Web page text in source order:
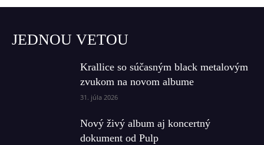
JEDNOU VETOU
Krallice so súčasným black metalovým
zvukom na novom albume
31. júla 2026
Nový živý album aj koncertný
dokument od Pulp